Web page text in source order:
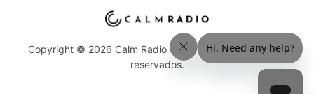
Copyright © 2026 Calm Radio Corp. Todos los derechos
reservados.